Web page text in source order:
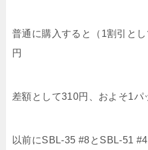
普通に購入すると（1割引と
円
差額として310円、およそ1パ
以前にSBL-35 #8とSBL-51